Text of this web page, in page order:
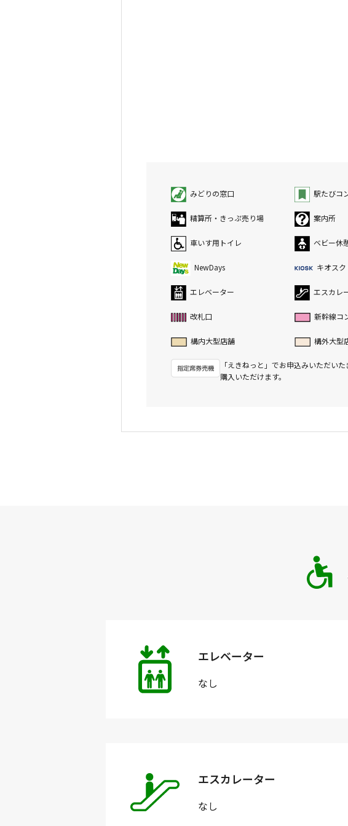
みどりの窓口 駅たびコ
精算所・きっぷ売り場 案内所
車いす用トイレ ベビー休
NewDays キオスク
エレベーター エスカレ
改札口 新幹線コ
構内大型店舗 構外大型
「えきねっと」でお申込みいただい
購入いただけます。
エレベーター
なし
エスカレーター
なし